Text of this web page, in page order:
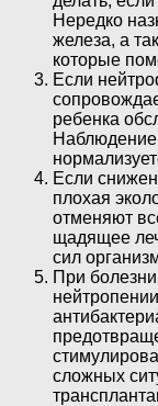
Нередко
железа, а
которые
Если
ребенка
Наблюдение
Если
плохая
отменяют
щадящее
сил
При
сложных